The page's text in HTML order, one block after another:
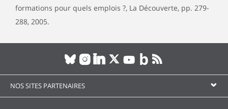
formations pour quels emplois ?, La Découverte, pp. 279-
288, 2005.
NOS SITES PARTENAIRES